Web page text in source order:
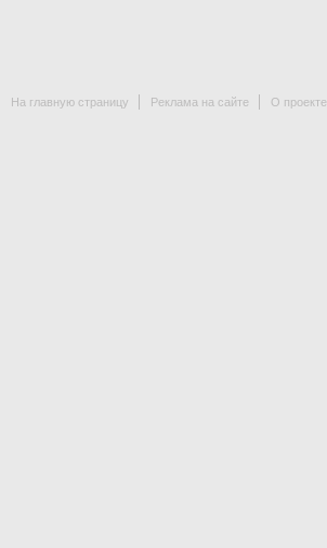
На главную страницу Реклама на сайте О проекте